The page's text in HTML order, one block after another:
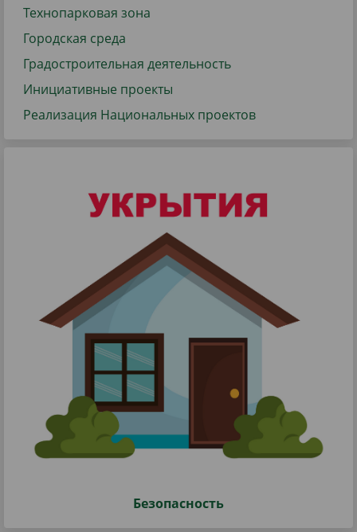
Технопарковая зона
Городская среда
Градостроительная деятельность
Инициативные проекты
Реализация Национальных проектов
Безопасность